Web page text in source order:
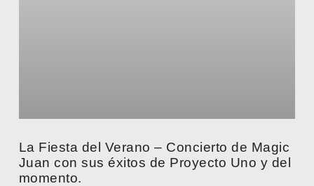
La Fiesta del Verano – Concierto de Magic
Juan con sus éxitos de Proyecto Uno y del
momento.